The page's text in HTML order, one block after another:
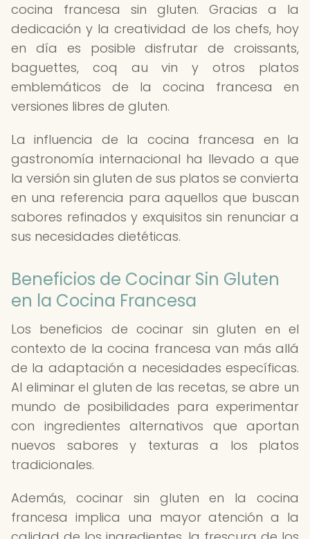
cocina francesa sin gluten. Gracias a la
dedicación y la creatividad de los chefs, hoy
en día es posible disfrutar de croissants,
baguettes, coq au vin y otros platos
emblemáticos de la cocina francesa en
versiones libres de gluten.
La influencia de la cocina francesa en la
gastronomía internacional ha llevado a que
la versión sin gluten de sus platos se convierta
en una referencia para aquellos que buscan
sabores refinados y exquisitos sin renunciar a
sus necesidades dietéticas.
Beneficios de Cocinar Sin Gluten
en la Cocina Francesa
Los beneficios de cocinar sin gluten en el
contexto de la cocina francesa van más allá
de la adaptación a necesidades específicas.
Al eliminar el gluten de las recetas, se abre un
mundo de posibilidades para experimentar
con ingredientes alternativos que aportan
nuevos sabores y texturas a los platos
tradicionales.
Además, cocinar sin gluten en la cocina
francesa implica una mayor atención a la